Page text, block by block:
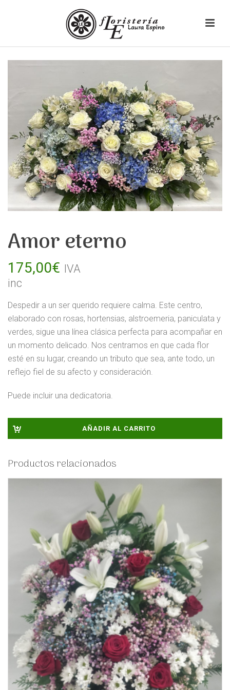
Amor eterno
175,00€ IVA
inc
Despedir a un ser querido requiere calma. Este centro,
elaborado con rosas, hortensias, alstroemeria, paniculata y
verdes, sigue una línea clásica perfecta para acompañar en
un momento delicado. Nos centramos en que cada flor
esté en su lugar, creando un tributo que sea, ante todo, un
reflejo fiel de su afecto y consideración.
Puede incluir una dedicatoria.
AÑADIR AL CARRITO
Productos relacionados